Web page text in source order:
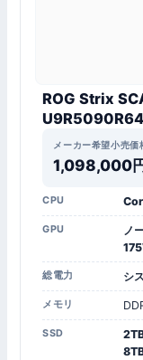
ROG Strix
メーカー希望小売
1,098,000円
CPU
GPU
ノ
総電力 シ
メモリ
SSD
8TB